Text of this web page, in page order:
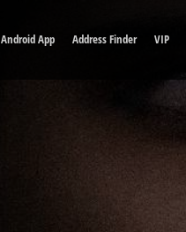
Android App Address Finder VIP